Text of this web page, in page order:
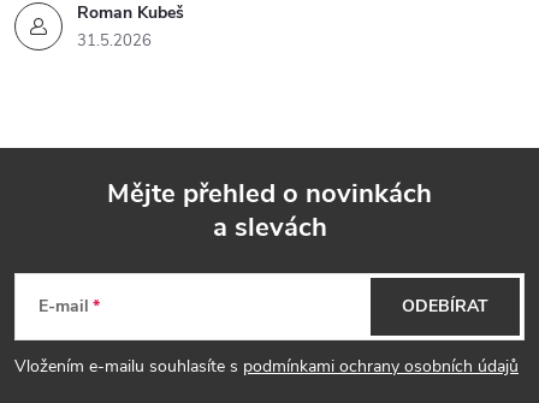
Roman Kubeš
31.5.2026
p
Mějte přehled o novinkách
a slevách
E-mail
Vložením e-mailu souhlasíte s podmínkami ochrany osobních údajů
ODEBÍRAT